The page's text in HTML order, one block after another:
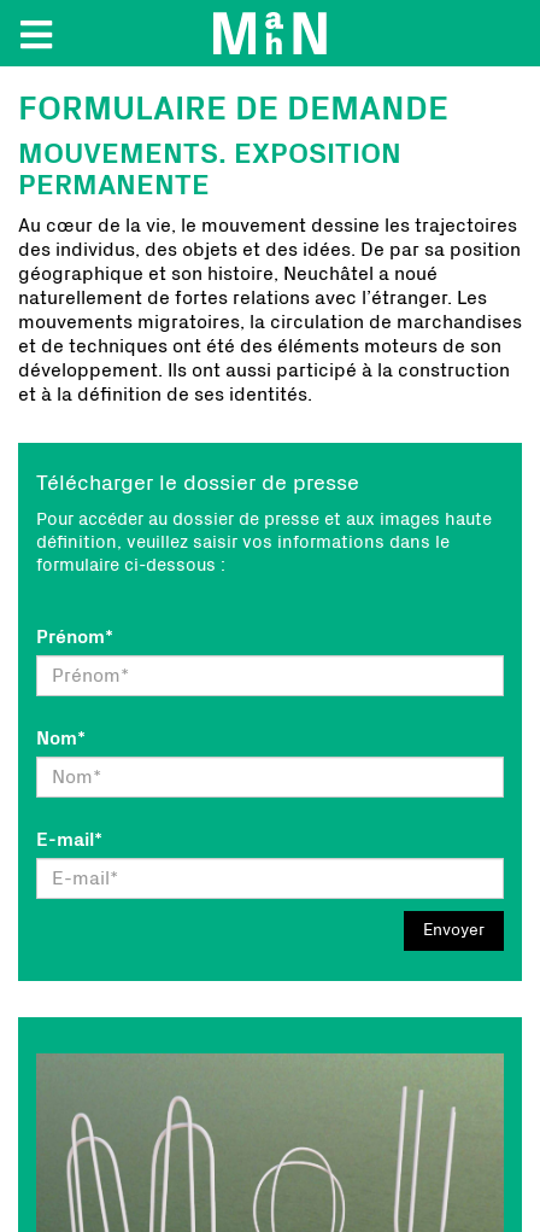
FORMULAIRE DE DEMANDE
MOUVEMENTS. EXPOSITION
PERMANENTE
Au cœur de la vie, le mouvement dessine les trajectoires
des individus, des objets et des idées. De par sa position
géographique et son histoire, Neuchâtel a noué
naturellement de fortes relations avec l’étranger. Les
mouvements migratoires, la circulation de marchandises
et de techniques ont été des éléments moteurs de son
développement. Ils ont aussi participé à la construction
et à la définition de ses identités.
Télécharger le dossier de presse
Pour accéder au dossier de presse et aux images haute
définition, veuillez saisir vos informations dans le
formulaire ci-dessous :
Prénom*
Nom*
E-mail *
Envoyer